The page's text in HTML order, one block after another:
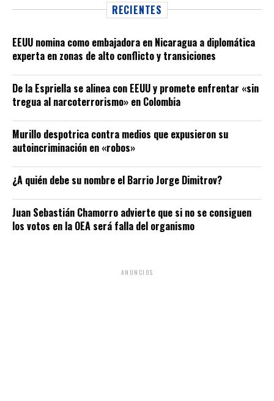
RECIENTES
EEUU nomina como embajadora en Nicaragua a diplomática
experta en zonas de alto conflicto y transiciones
De la Espriella se alinea con EEUU y promete enfrentar «sin
tregua al narcoterrorismo» en Colombia
Murillo despotrica contra medios que expusieron su
autoincriminación en «robos»
¿A quién debe su nombre el Barrio Jorge Dimitrov?
Juan Sebastián Chamorro advierte que si no se consiguen
los votos en la OEA será falla del organismo
ANUNCIOS